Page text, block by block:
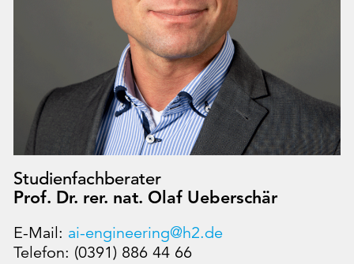
Studienfachberater
Prof. Dr. rer. nat. Olaf Ueberschär
E-Mail: ai-engineering@h2.de
Telefon: (0391) 886 44 66